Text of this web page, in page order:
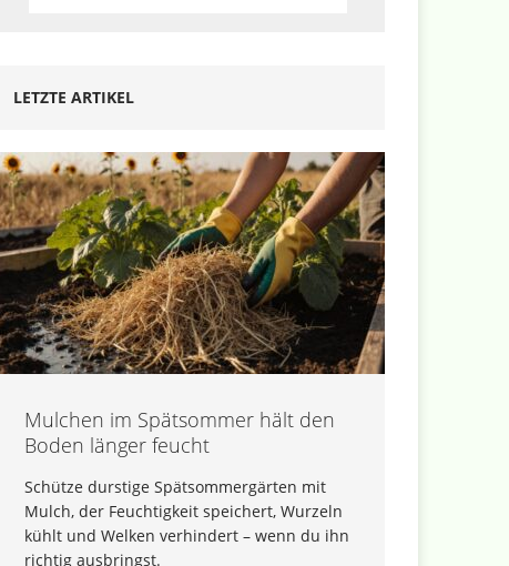
LETZTE ARTIKEL
Mulchen im Spätsommer hält den
Boden länger feucht
Schütze durstige Spätsommergärten mit
Mulch, der Feuchtigkeit speichert, Wurzeln
kühlt und Welken verhindert – wenn du ihn
richtig ausbringst.